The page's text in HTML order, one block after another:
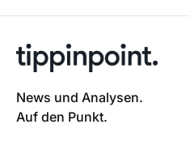
News und Analysen.
Auf den Punkt.